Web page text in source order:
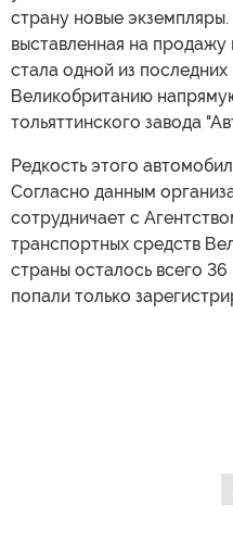
страну новые
выставленная на
стала одной из
Великобританию
тольяттинского завода
Редкость этого
Согласно данным
сотрудничает с
транспортных средств
страны осталось всего
попали только